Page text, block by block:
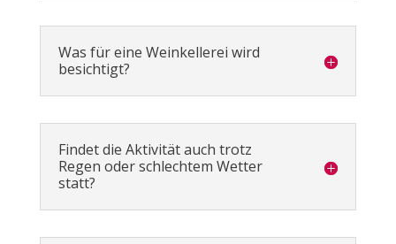
Was für eine Weinkellerei wird
besichtigt?
Findet die Aktivität auch trotz
Regen oder schlechtem Wetter
statt?